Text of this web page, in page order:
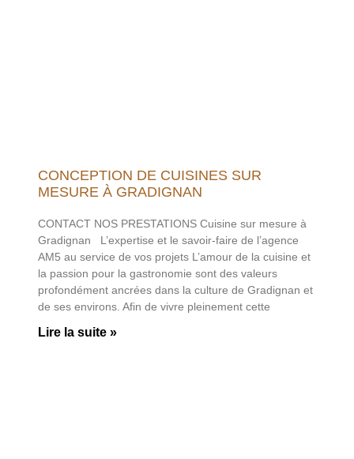
CONCEPTION DE CUISINES SUR
MESURE À GRADIGNAN
CONTACT NOS PRESTATIONS Cuisine sur mesure à
Gradignan L’expertise et le savoir-faire de l’agence
AM5 au service de vos projets L’amour de la cuisine et
la passion pour la gastronomie sont des valeurs
profondément ancrées dans la culture de Gradignan et
de ses environs. Afin de vivre pleinement cette
Lire la suite »